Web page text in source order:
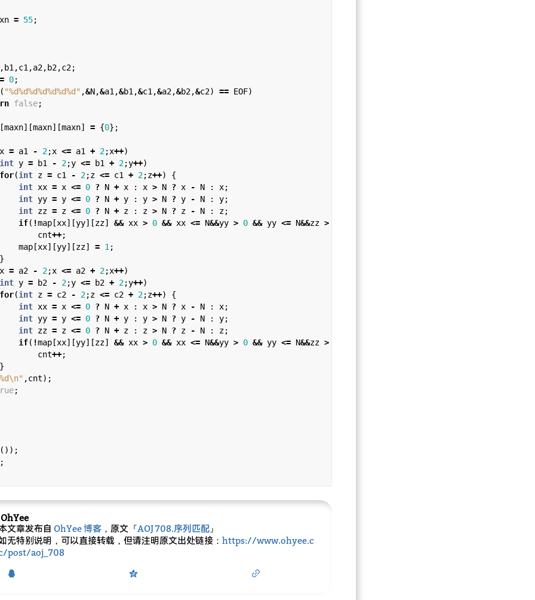
= 55;
= 0;
"%d%d%d%d%d%d%d" ,&N,&a1,&b1,&c1,&a2,&b2,&c2) == EOF)
false;
= {0};
= a1 - 2;x <= a1 + 2;x++)
int y = b1 - 2;y <= b1 + 2;y++)
for(int z = c1 - 2;z <= c1 + 2;z++) {
int xx = x <= 0 ? N + x : x > N ? x - N : x;
int yy = y <= 0 ? N + y : y > N ? y - N : y;
int zz = z <= 0 ? N + z : z > N ? z - N : z;
if( !map[xx][yy][zz] && xx > 0 && xx <= N&&yy > 0 && yy <= N&&zz >
cnt
++;
map[xx][yy][zz]
= 1 ;
= a2 - 2;x <= a2 + 2;x++)
int y = b2 - 2;y <= b2 + 2;y++)
for(int z = c2 - 2;z <= c2 + 2;z++) {
int xx = x <= 0 ? N + x : x > N ? x - N : x;
int yy = y <= 0 ? N + y : y > N ? y - N : y;
int zz = z <= 0 ? N + z : z > N ? z - N : z;
if( !map[xx][yy][zz] && xx > 0 && xx <= N&&yy > 0 && yy <= N&&zz >
cnt
++;
\n" ,cnt);
;
;
OhYee
文章发布自 OhYee 博客 ，原文『AOJ 708.序列匹配 』
无特别说明，可以直接转载，但请注明原文出处链接： https://www.ohyee.c
post/aoj_708